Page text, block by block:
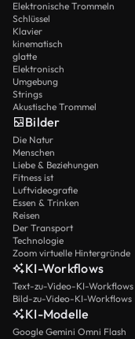
Elektronische Trommeln
Schlüssel
Klavier
kinematisch
glatte
Elektronisch
Umgebung
Strings
Akustische Trommel
Bilder
Die Natur
Menschen
Liebe & Beziehungen
Fitness ist
Luftvideografie
Essen & Trinken
Reisen
Der Transport
Technologie
Zoom virtuelle Hintergründe
KI-Workflows
Text-zu-Video-KI-Workflows
Bild-zu-Video-KI-Workflows
KI-Modelle
Google Gemini Omni Flash